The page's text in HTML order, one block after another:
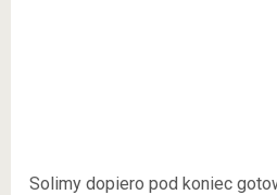
Solimy dopiero pod koniec